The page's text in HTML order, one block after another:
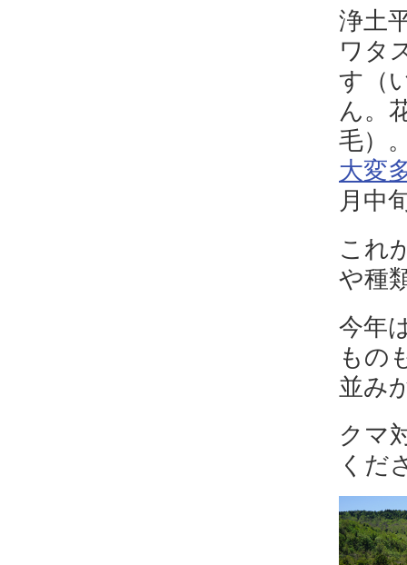
浄土
ワタ
す（
ん。
毛）
大変
月中
これ
や種
今年
もの
並み
クマ
くだ